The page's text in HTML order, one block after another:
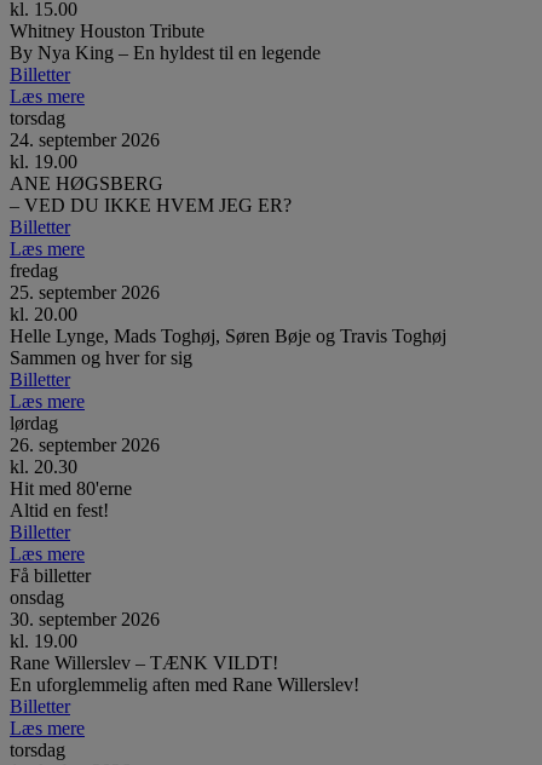
kl. 15.00
Whitney Houston Tribute
By Nya King – En hyldest til en legende
Billetter
Læs mere
torsdag
24. september 2026
kl. 19.00
ANE HØGSBERG
– VED DU IKKE HVEM JEG ER?
Billetter
Læs mere
fredag
25. september 2026
kl. 20.00
Helle Lynge, Mads Toghøj, Søren Bøje og Travis Toghøj
Sammen og hver for sig
Billetter
Læs mere
lørdag
26. september 2026
kl. 20.30
Hit med 80'erne
Altid en fest!
Billetter
Læs mere
Få billetter
onsdag
30. september 2026
kl. 19.00
Rane Willerslev – TÆNK VILDT!
En uforglemmelig aften med Rane Willerslev!
Billetter
Læs mere
torsdag